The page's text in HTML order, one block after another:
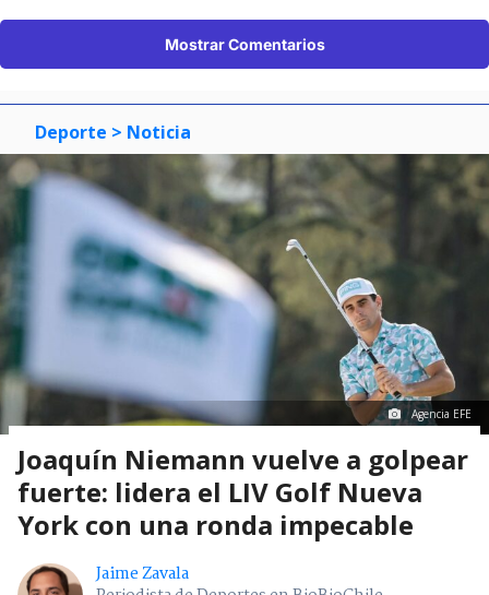
Mostrar Comentarios
Deporte > Noticia
Agencia EFE
Joaquín Niemann vuelve a golpear
fuerte: lidera el LIV Golf Nueva
York con una ronda impecable
Jaime Zavala